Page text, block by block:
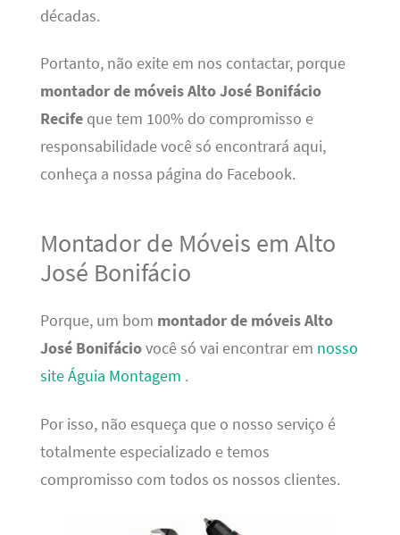
décadas.
Portanto, não exite em nos contactar, porque
montador de móveis Alto José Bonifácio
Recifeque tem 100% do compromisso e
responsabilidade você só encontrará aqui,
conheça a nossa página do Facebook.
Montador de Móveis em Alto
José Bonifácio
Porque, um bom montador de móveis Alto
José Bonifáciovocê só vai encontrar em nosso
site Águia Montagem .
Por isso, não esqueça que o nosso serviço é
totalmente especializado e temos
compromisso com todos os nossos clientes.